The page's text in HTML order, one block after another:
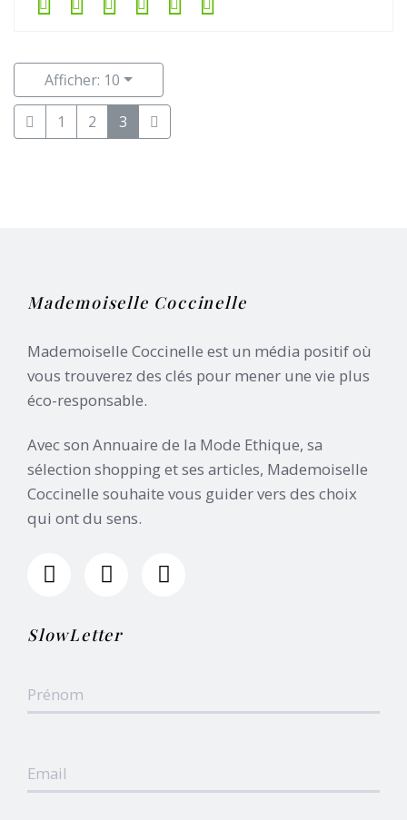
Afficher: 10
1 2 3
Mademoiselle Coccinelle
Mademoiselle Coccinelle est un média positif où
vous trouverez des clés pour mener une vie plus
éco-responsable.
Avec son Annuaire de la Mode Ethique, sa
sélection shopping et ses articles, Mademoiselle
Coccinelle souhaite vous guider vers des choix
qui ont du sens.
SlowLetter